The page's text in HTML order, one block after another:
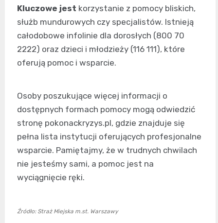
Kluczowe jest korzystanie z pomocy bliskich,
służb mundurowych czy specjalistów. Istnieją
całodobowe infolinie dla dorosłych (800 70
2222) oraz dzieci i młodzieży (116 111), które
oferują pomoc i wsparcie.
Osoby poszukujące więcej informacji o
dostępnych formach pomocy mogą odwiedzić
stronę pokonackryzys.pl, gdzie znajduje się
pełna lista instytucji oferujących profesjonalne
wsparcie. Pamiętajmy, że w trudnych chwilach
nie jesteśmy sami, a pomoc jest na
wyciągnięcie ręki.
Źródło: Straż Miejska m.st. Warszawy